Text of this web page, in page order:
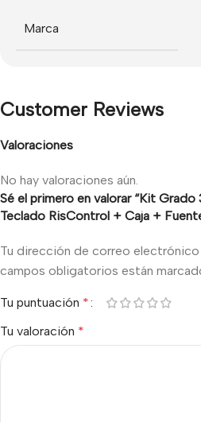
Marca
Customer Reviews
Valoraciones
No hay valoraciones aún.
Sé el primero en valorar “Kit
Teclado RisControl + Caja +
Tu dirección de correo electrónico
campos obligatorios están
Tu puntuación *
Tu valoración *